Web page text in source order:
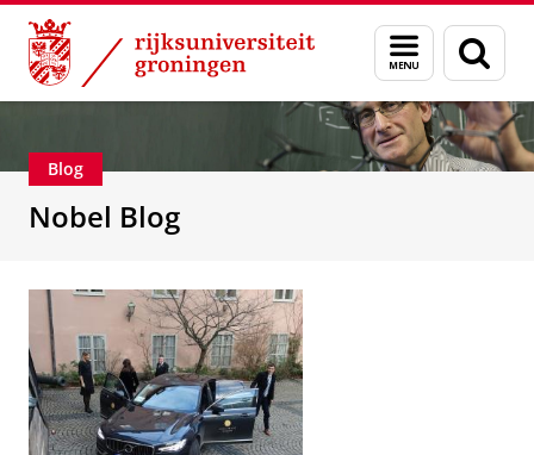
Skip
Content
Skip
Navigation
Menu
en
zoeken
Nobelprijswinnaar Ben Feringa
Blog
Nobel Blog